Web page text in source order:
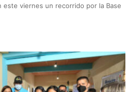
este viernes un recorrido por la Base